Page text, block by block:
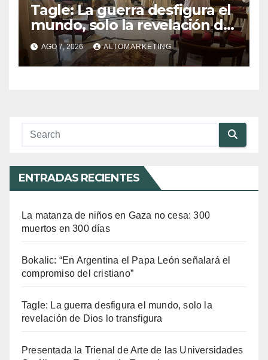
Tagle: La guerra desfigura el
mundo, solo la revelación de
Dios lo transfigura
AGO 7, 2026 ALTOMARKETING
ENTRADAS RECIENTES
La matanza de niños en Gaza no cesa: 300
muertos en 300 días
Bokalic: “En Argentina el Papa León señalará el
compromiso del cristiano”
Tagle: La guerra desfigura el mundo, solo la
revelación de Dios lo transfigura
Presentada la Trienal de Arte de las Universidades